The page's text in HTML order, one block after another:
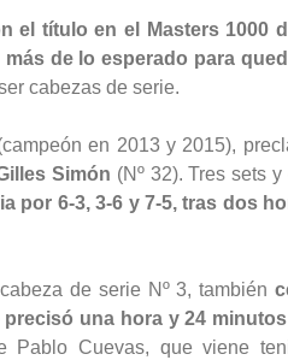
título en el Masters 1000
de lo esperado para
cabezas de serie.
en 2013 y 2015),
Simón (Nº 32). Tres sets
por 6-3, 3-6 y 7-5, tras dos
de serie Nº 3, también
precisó una hora y 24
Pablo Cuevas, que viene